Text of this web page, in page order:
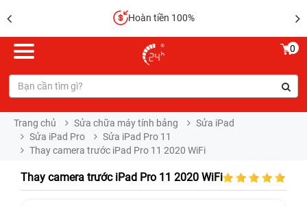
Hoàn tiền 100%
0
Trang chủ Sửa chữa máy tính bảng
Sửa iPad
Sửa iPad Pro
Sửa iPad Pro 11
Thay camera trước iPad Pro 11 2020 WiFi
Thay camera trước iPad Pro 11 2020 WiFi